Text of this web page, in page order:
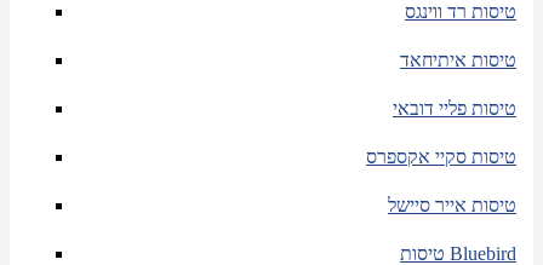
טיסות רד ווינגס
טיסות איתיחאד
טיסות פליי דובאי
טיסות סקיי אקספרס
טיסות אייר סיישל
טיסות Bluebird